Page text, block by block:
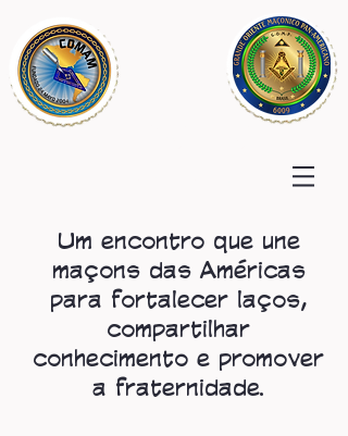
Um encontro que une
maçons das Américas
para fortalecer laços,
compartilhar
conhecimento e promover
a fraternidade.